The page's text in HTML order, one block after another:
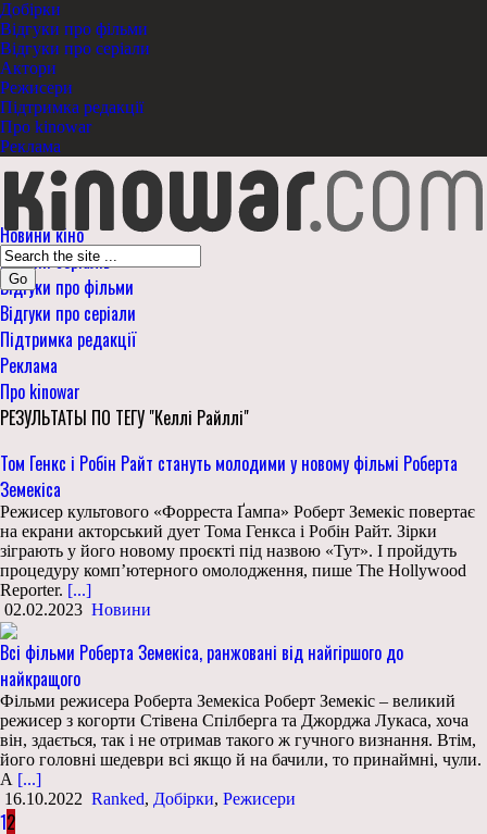
Добірки
Відгуки про фільми
Відгуки про серіали
Актори
Режисери
Підтримка редакції
Про kinowar
Реклама
Go
Новини кіно
Новини серіалів
Відгуки про фільми
Відгуки про серіали
Підтримка редакції
Реклама
Про kinowar
РЕЗУЛЬТАТЫ ПО ТЕГУ "Келлі Райллі"
Том Генкс і Робін Райт стануть молодими у новому фільмі Роберта
Земекіса
Режисер культового «Форреста Ґампа» Роберт Земекіс повертає
на екрани акторський дует Тома Генкса і Робін Райт. Зірки
зіграють у його новому проєкті під назвою «Тут». І пройдуть
процедуру комп’ютерного омолодження, пише The Hollywood
Reporter. [...]
02.02.2023 Новини
Всі фільми Роберта Земекіса, ранжовані від найгіршого до
найкращого
Фільми режисера Роберта Земекіса Роберт Земекіс – великий
режисер з когорти Стівена Спілберга та Джорджа Лукаса, хоча
він, здається, так і не отримав такого ж гучного визнання. Втім,
його головні шедеври всі якщо й на бачили, то принаймні, чули.
А [...]
16.10.2022 Ranked, Добірки, Режисери
12